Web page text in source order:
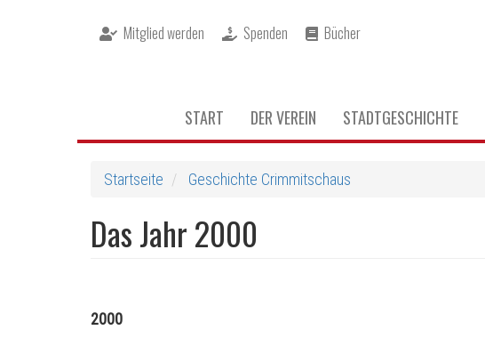
Mitglied werden Spenden Bücher
Hauptnavigation
START DER VEREIN STADTGESCHICHTE
Startseite Geschichte Crimmitschaus
Das Jahr 2000
2000